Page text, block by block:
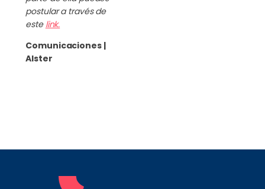
postular a través de
este link.
Comunicaciones |
Alster